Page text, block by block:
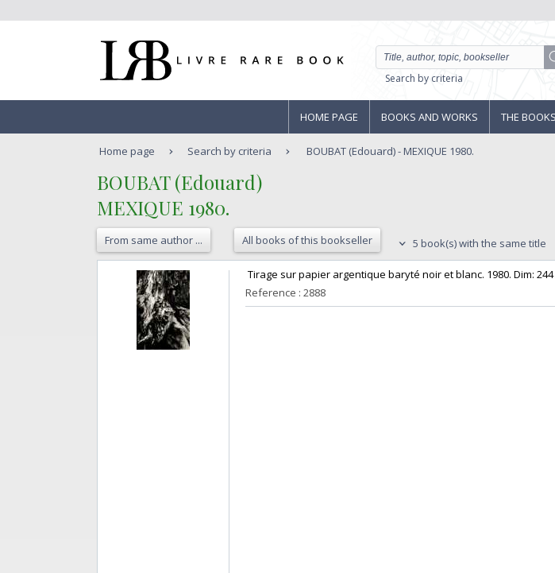
Search by criteria
HOME PAGE BOOKS AND WORKS THE
Home page Search by criteria BOUBAT (Edouard) - MEXIQUE 1980.
‎BOUBAT (Edouard)‎
‎MEXIQUE 1980.‎
From same author ... All books of this bookseller 5 book(s) with the same title
Tirage sur papier argentique baryté noir et blanc. 1980. Dim: 244
Reference : 2888